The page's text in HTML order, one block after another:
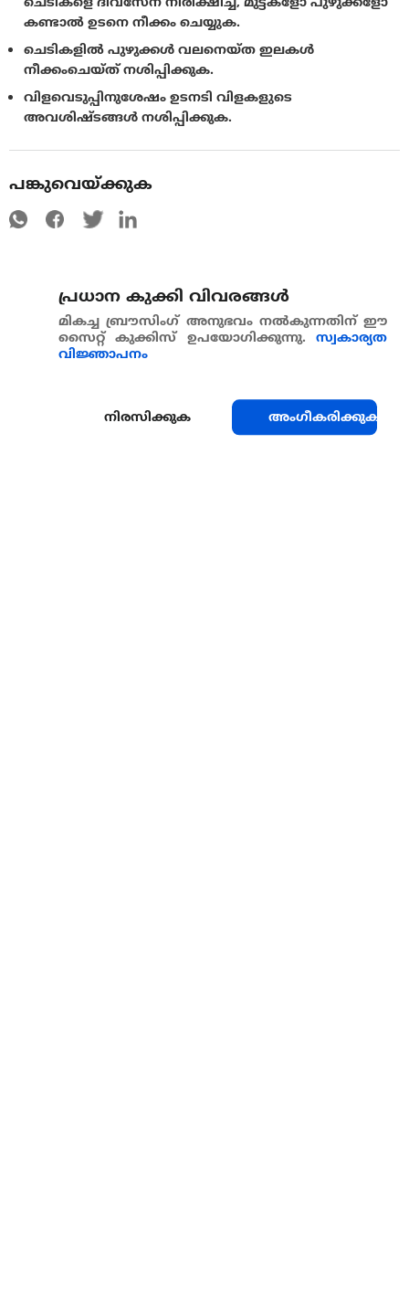
കണ്ടാൽ ഉടനെ നീക്കം ചെയ്യുക.
ചെടികളിൽ പുഴുക്കൾ വലനെയ്ത ഇലകൾ
നീക്കംചെയ്‌ത് നശിപ്പിക്കുക.
വിളവെടുപ്പിനുശേഷം ഉടനടി വിളകളുടെ
അവശിഷ്ടങ്ങൾ നശിപ്പിക്കുക.
പങ്കുവെയ്ക്കുക
പ്രധാന കുക്കി വിവരങ്ങള്‍
മികച്ച ബ്രൗസിംഗ് അനുഭവം നൽകുന്നതിന് ഈ
സൈറ്റ് കുക്കിസ് ഉപയോഗിക്കുന്നു. സ്വകാര്യത
വിജ്ഞാപനം
നിരസിക്കുക അംഗീകരിക്കുക